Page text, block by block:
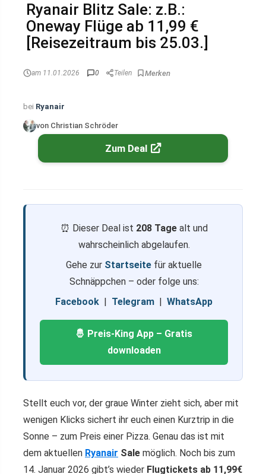
Ryanair Blitz Sale: z.B.:
Oneway Flüge ab 11,99 €
[Reisezeitraum bis 25.03.]
am 11.01.2026 0 Teilen
bei Ryanair
von Christian Schröder
Zum Deal
⏰ Dieser Deal ist 208 Tagealt und
wahrscheinlich abgelaufen.
Gehe zur Startseite für aktuelle
Schnäppchen – oder folge uns:
Facebook | Telegram | WhatsApp
🤴 Preis-King App – Gratis
downloaden
Stellt euch vor, der graue Winter zieht sich, aber mit
wenigen Klicks sichert ihr euch einen Kurztrip in die
Sonne – zum Preis einer Pizza. Genau das ist mit
dem aktuellen Ryanair Sale möglich. Noch bis zum
14. Januar 2026 gibt’s wieder Flugtickets ab 11,99€